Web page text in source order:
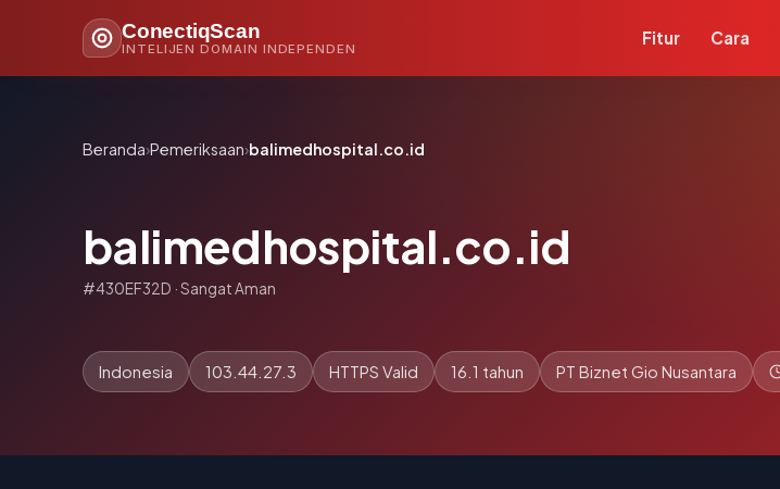
ConectiqScan
INTELIJEN DOMAIN INDEPENDEN
Fitur Cara
Beranda›Pemeriksaan›balimedhospital.co.id
balimedhospital.co.id
#430EF32D · Sangat Aman
Indonesia 103.44.27.3 HTTPS Valid 16.1 tahun PT Biznet Gio Nusantara